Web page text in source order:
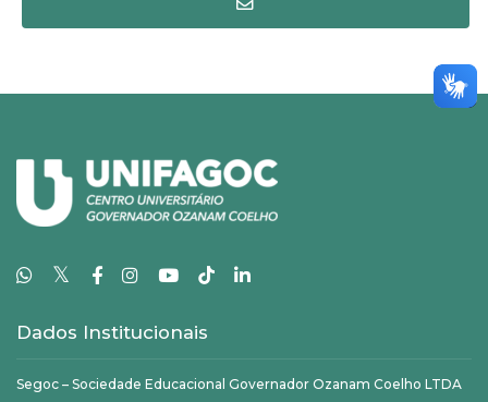
𝕏
Dados Institucionais
Segoc – Sociedade Educacional Governador Ozanam Coelho LTDA